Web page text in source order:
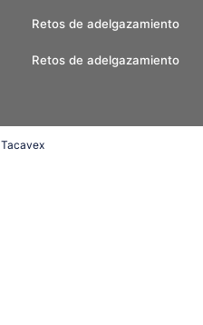
Retos de adelgazamiento
Retos de adelgazamiento
Tacavex